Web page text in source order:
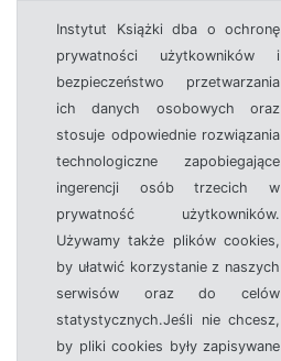
Instytut Książki dba o ochronę
prywatności użytkowników i
bezpieczeństwo przetwarzania
ich danych osobowych oraz
stosuje odpowiednie rozwiązania
technologiczne zapobiegające
ingerencji osób trzecich w
prywatność użytkowników.
Używamy także plików cookies,
by ułatwić korzystanie z naszych
serwisów oraz do celów
statystycznych.Jeśli nie chcesz,
by pliki cookies były zapisywane